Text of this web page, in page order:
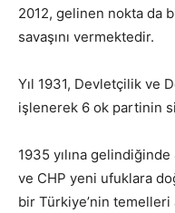
2012, gelinen nokta da
savaşını vermektedir.
Yıl 1931, Devletçilik ve
işlenerek 6 ok partinin
1935 yılına
ve CHP yeni ufuklara
bir Türkiye’nin temelleri